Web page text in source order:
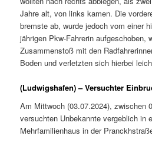
Jahre alt, von links kamen. Die
bremste ab, wurde jedoch vom einer
jährigen Pkw-Fahrerin aufgeschoben,
Zusammenstoß mit den
Boden und verletzten sich hierbei
(Ludwigshafen) – Versuchter
Am Mittwoch (03.07.2024), zwischen
versuchten Unbekannte vergeblich in
Mehrfamilienhaus in der